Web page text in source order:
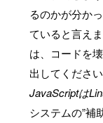
るのかが分か
ていると言え
は、コードを
出してください
JavaScriptは
システムの”補